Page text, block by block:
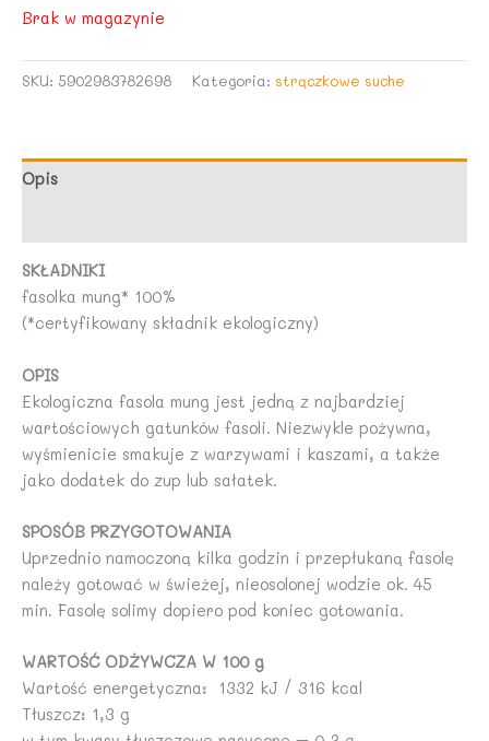
Brak w magazynie
SKU: 5902983782698 Kategoria: strączkowe suche
Opis
SKŁADNIKI
fasolka mung* 100%
(*certyfikowany składnik ekologiczny)
OPIS
Ekologiczna fasola mung jest jedną z najbardziej
wartościowych gatunków fasoli. Niezwykle pożywna,
wyśmienicie smakuje z warzywami i kaszami, a także
jako dodatek do zup lub sałatek.
SPOSÓB PRZYGOTOWANIA
Uprzednio namoczoną kilka godzin i przepłukaną fasolę
należy gotować w świeżej, nieosolonej wodzie ok. 45
min. Fasolę solimy dopiero pod koniec gotowania.
WARTOŚĆ ODŻYWCZA W 100 g
Wartość energetyczna: 1332 kJ / 316 kcal
Tłuszcz: 1,3 g